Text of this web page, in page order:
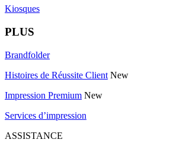
Kiosques
PLUS
Brandfolder
Histoires de Réussite Client New
Impression Premium New
Services d’impression
ASSISTANCE